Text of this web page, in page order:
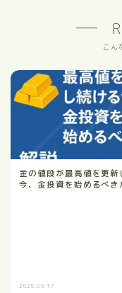
こん
金の値段が最高値を更新
今、金投資を始めるべき
2025.09.17